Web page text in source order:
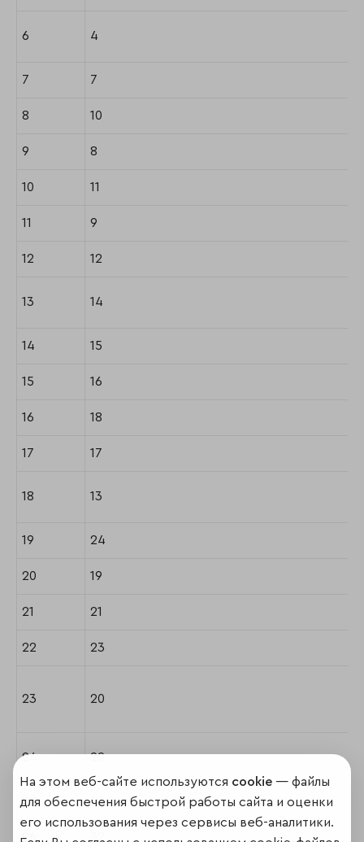
6 4
7 7
8 10
9 8
10 11
11 9
12 12
13 14
14 15
15 16
16 18
17 17
18 13
19 24
20 19
21 21
22 23
23 20
24 22
25 26
26
На этом веб-сайте используются cookie — файлы
для обеспечения быстрой работы сайта и оценки
его использования через сервисы веб-аналитики.